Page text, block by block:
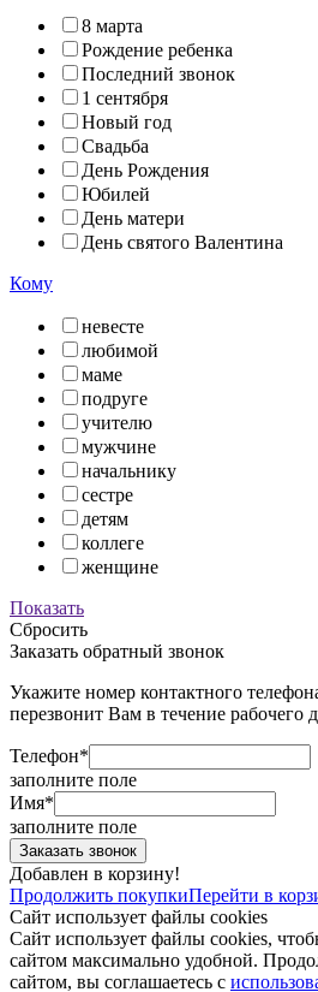
8 марта
Рождение ребенка
Последний звонок
1 сентября
Новый год
Свадьба
День Рождения
Юбилей
День матери
День святого Валентина
Кому
невесте
любимой
маме
подруге
учителю
мужчине
начальнику
сестре
детям
коллеге
женщине
Показать
Сбросить
Заказать обратный звонок
Укажите номер контактного
перезвонит Вам в течение рабочего
Телефон*
заполните поле
Имя*
заполните поле
Добавлен в корзину!
Продолжить покупкиПерейти в
Сайт использует файлы cookies
Сайт использует файлы cookies,
сайтом максимально удобной.
сайтом, вы соглашаетесь с